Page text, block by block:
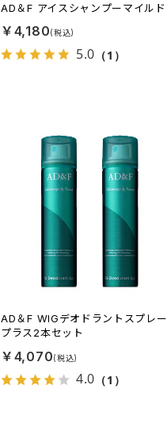
AD＆F アイスシャンプーマイルド
￥4,180
5.0 （1）
AD＆F WIGデオドラントスプレー
プラス2本セット
￥4,070
4.0 （1）